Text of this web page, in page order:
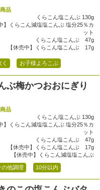
品
くらこん塩こんぶ 130g
】くらこん減塩塩こんぶ 塩分25％カ
ット
くらこん塩こんぶ 47g
【休売中】くらこん塩こんぶ 17g
く お子様よろこぶ
ぶ梅かつおおにぎり
品
くらこん塩こんぶ 130g
】くらこん減塩塩こんぶ 塩分25％カ
ット
くらこん塩こんぶ 47g
【休売中】くらこん塩こんぶ 17g
【休売中】くらこん減塩塩こんぶ
の他調理 10分以内